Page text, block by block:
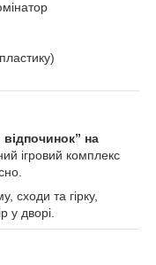
відпочинок” на
ігровий комплекс
сходи та гірку,
у дворі.